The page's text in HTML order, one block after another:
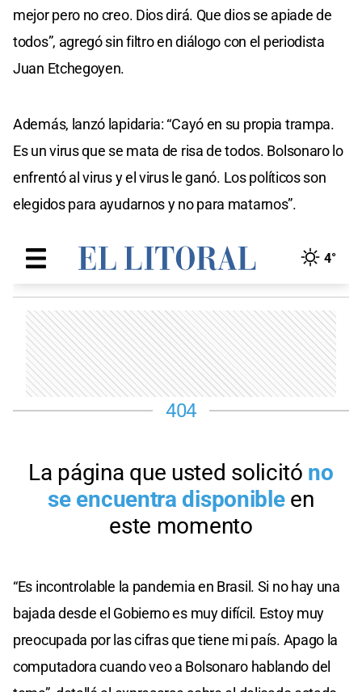
mejor pero no creo. Dios dirá. Que dios se apiade de
todos”, agregó sin filtro en diálogo con el periodista
Juan Etchegoyen.
Además, lanzó lapidaria: “Cayó en su propia trampa.
Es un virus que se mata de risa de todos. Bolsonaro lo
enfrentó al virus y el virus le ganó. Los políticos son
elegidos para ayudarnos y no para matarnos”.
“Es incontrolable la pandemia en Brasil. Si no hay una
bajada desde el Gobierno es muy difícil. Estoy muy
preocupada por las cifras que tiene mi país. Apago la
computadora cuando veo a Bolsonaro hablando del